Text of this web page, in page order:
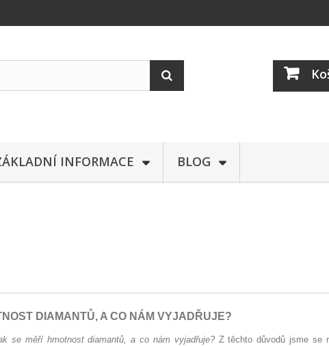
INFORMACE BLOG
DIAMANTŮ, A CO NÁM VYJADŘUJE?
se měří hmotnost diamantů, a co nám vyjadřuje?Z těchto důvodů jsme se